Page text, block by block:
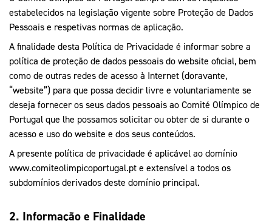
estabelecidos na legislação vigente sobre Proteção de Dados
Pessoais e respetivas normas de aplicação.
A finalidade desta Política de Privacidade é informar sobre a
política de proteção de dados pessoais do website oficial, bem
como de outras redes de acesso à Internet (doravante,
“website”) para que possa decidir livre e voluntariamente se
deseja fornecer os seus dados pessoais ao Comité Olímpico de
Portugal que lhe possamos solicitar ou obter de si durante o
acesso e uso do website e dos seus conteúdos.
A presente política de privacidade é aplicável ao domínio
www.comiteolimpicoportugal.pt e extensível a todos os
subdomínios derivados deste domínio principal.
2. Informação e Finalidade